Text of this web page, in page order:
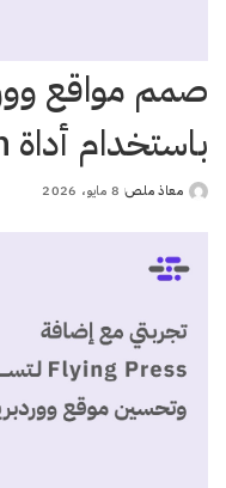
صمم مواقع
باستخدام أداة Stitch من جوجل
Postedمعاذ ملص 8 مايو، 2026